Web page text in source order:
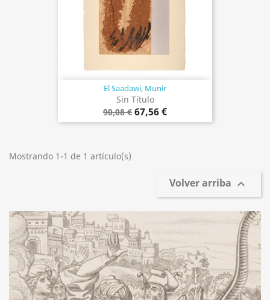
El Saadawi, Munir
Sin Título
90,08 € 67,56 €
Mostrando 1-1 de 1 artículo(s)
Volver arriba 